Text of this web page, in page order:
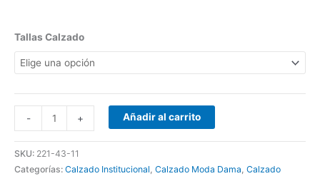
Tallas Calzado
- + Añadir al carrito
SKU: 221-43-11
Categorías: Calzado Institucional Calzado Moda Dama Calzado